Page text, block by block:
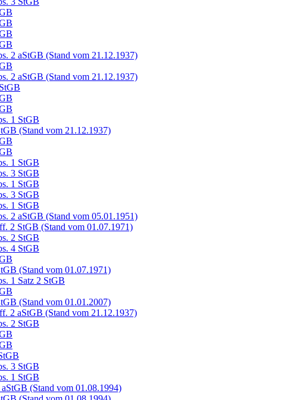
2 aStGB (Stand vom 21.12.1937)
2 aStGB (Stand vom 21.12.1937)
1 StGB
(Stand vom 21.12.1937)
1 StGB
3 StGB
1 StGB
3 StGB
1 StGB
2 aStGB (Stand vom 05.01.1951)
2 StGB (Stand vom 01.07.1971)
2 StGB
4 StGB
(Stand vom 01.07.1971)
1 Satz 2 StGB
(Stand vom 01.01.2007)
2 aStGB (Stand vom 21.12.1937)
2 StGB
3 StGB
1 StGB
(Stand vom 01.08.1994)